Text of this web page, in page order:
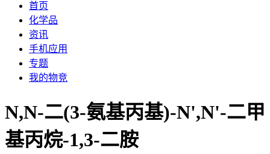
首页
化学品
资讯
手机应用
专题
我的物竞
N,N-二(3-氨基丙基)-N',N'-二甲
基丙烷-1,3-二胺